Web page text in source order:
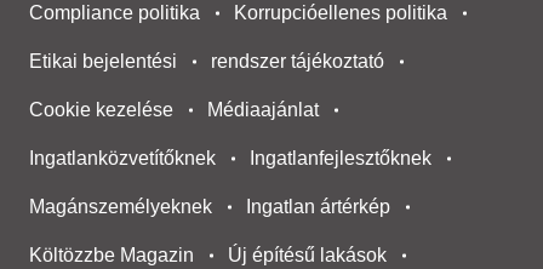
Compliance politika Korrupcióellenes politika
Etikai bejelentési rendszer tájékoztató
Cookie kezelése Médiaajánlat
Ingatlanközvetítőknek Ingatlanfejlesztőknek
Magánszemélyeknek Ingatlan ártérkép
Költözzbe Magazin Új építésű lakások